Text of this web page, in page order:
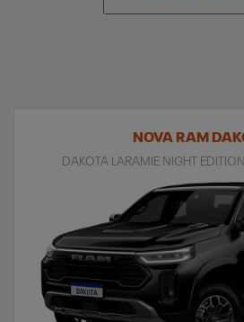
NOVA RAM
DAKOTA LARAMIE NIGHT